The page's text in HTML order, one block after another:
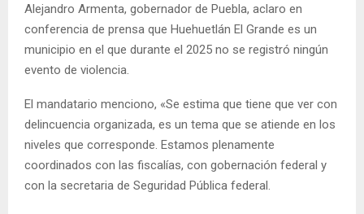
Alejandro Armenta, gobernador de Puebla, aclaro en
conferencia de prensa que Huehuetlán El Grande es un
municipio en el que durante el 2025 no se registró ningún
evento de violencia.
El mandatario menciono, «Se estima que tiene que ver con
delincuencia organizada, es un tema que se atiende en los
niveles que corresponde. Estamos plenamente
coordinados con las fiscalías, con gobernación federal y
con la secretaria de Seguridad Pública federal.